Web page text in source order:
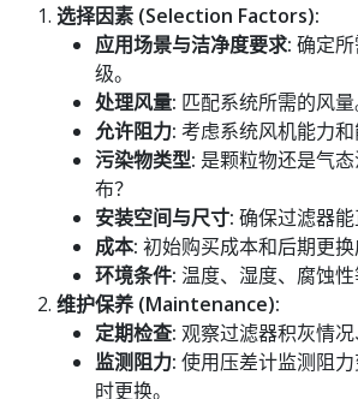
选择因素 (Selection Factors):
应用场景与洁净度要求: 确定
级。
处理风量: 匹配系统所需的风量
允许阻力: 考虑系统风机能力和
污染物类型: 是颗粒物还是气
布？
安装空间与尺寸: 确保过滤器能
成本: 初始购买成本和后期更换
环境条件: 温度、湿度、腐蚀性
维护保养 (Maintenance):
定期检查: 观察过滤器积灰情况
监测阻力: 使用压差计监测阻
时更换。